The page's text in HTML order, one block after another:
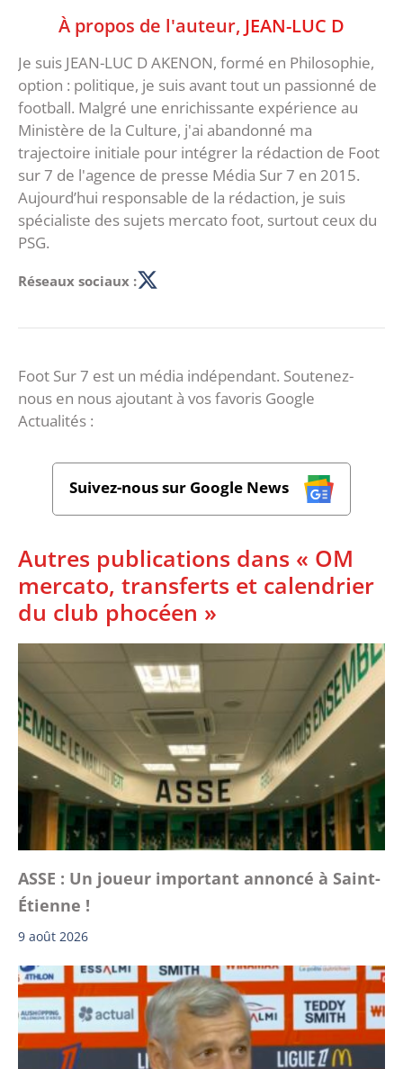
À propos de l'auteur, JEAN-LUC D
Je suis JEAN-LUC D AKENON, formé en Philosophie,
option : politique, je suis avant tout un passionné de
football. Malgré une enrichissante expérience au
Ministère de la Culture, j'ai abandonné ma
trajectoire initiale pour intégrer la rédaction de Foot
sur 7 de l'agence de presse Média Sur 7 en 2015.
Aujourd’hui responsable de la rédaction, je suis
spécialiste des sujets mercato foot, surtout ceux du
PSG.
Réseaux sociaux :
Foot Sur 7 est un média indépendant. Soutenez-
nous en nous ajoutant à vos favoris Google
Actualités :
Suivez-nous sur Google News
Autres publications dans « OM
mercato, transferts et calendrier
du club phocéen »
ASSE : Un joueur important annoncé à Saint-
Étienne !
9 août 2026